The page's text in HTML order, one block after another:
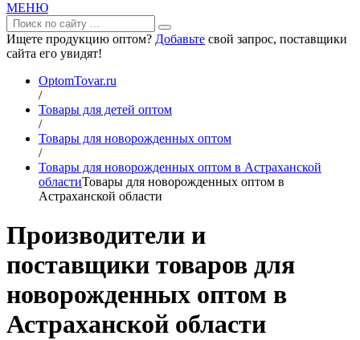
МЕНЮ
Ищете продукцию оптом? Добавьте свой запрос, поставщики
сайта его увидят!
OptomTovar.ru
/
Товары для детей оптом
/
Товары для новорожденных оптом
/
Товары для новорожденных оптом в Астраханской
областиТовары для новорожденных оптом в
Астраханской области
Производители и
поставщики товаров для
новорожденных оптом в
Астраханской области